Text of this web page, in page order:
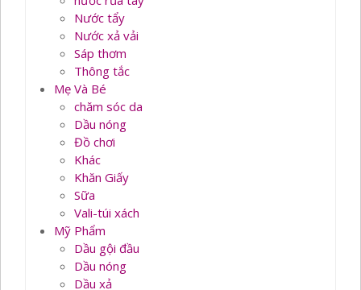
Nước tẩy
Nước xả vải
Sáp thơm
Thông tắc
Mẹ Và Bé
chăm sóc da
Dầu nóng
Đồ chơi
Khác
Khăn Giấy
Sữa
Vali-túi xách
Mỹ Phẩm
Dầu gội đầu
Dầu nóng
Dầu xả